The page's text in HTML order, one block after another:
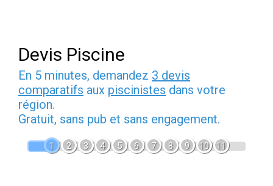
Devis Piscine
En 5 minutes, demandez 3 devis
comparatifs aux piscinistes dans votre
région.
Gratuit, sans pub et sans engagement.
1 2 3 4 5 6 7 8 9 10 11